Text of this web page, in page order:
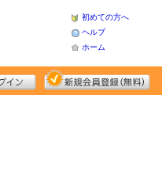
初めての方へ
ヘルプ
ホーム